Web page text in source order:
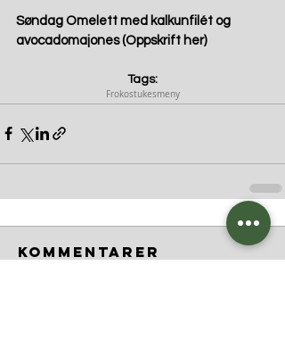
Søndag Omelett med kalkunfilét og
avocadomajones (Oppskrift her)
Tags:
Frokostukesmeny
Kommentarer